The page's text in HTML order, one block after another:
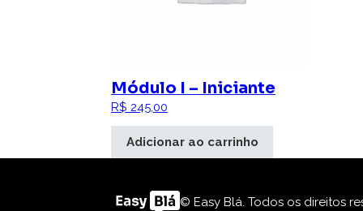
Módulo I – Iniciante
R$ 245,00
Módulo I - Iniciante quantidade
Adicionar ao carrinho
© Easy Blá. Todos os direitos